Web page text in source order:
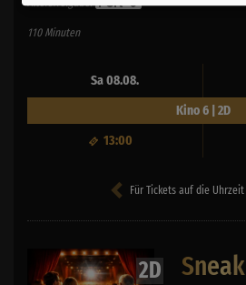
110 Minuten
Sa 08.08.
Kino 6 | 2D
13:00
Für Tickets auf die
2D